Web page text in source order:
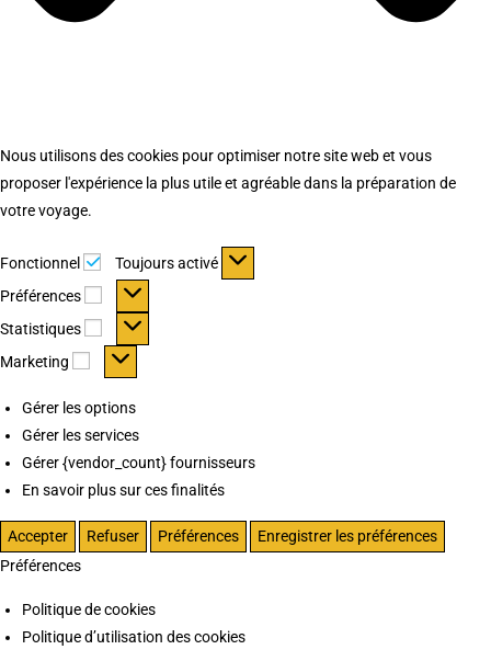
Nous utilisons des cookies pour optimiser notre site web et vous
proposer l'expérience la plus utile et agréable dans la préparation de
votre voyage.
Fonctionnel Fonctionnel
Toujours activé
Préférences
Préférences
Statistiques Statistiques
Marketing Marketing
Gérer les options
Gérer les services
Gérer {vendor_count} fournisseurs
En savoir plus sur ces finalités
Accepter Refuser Préférences
Enregistrer les préférences
Préférences
Politique de cookies
Politique d’utilisation des cookies